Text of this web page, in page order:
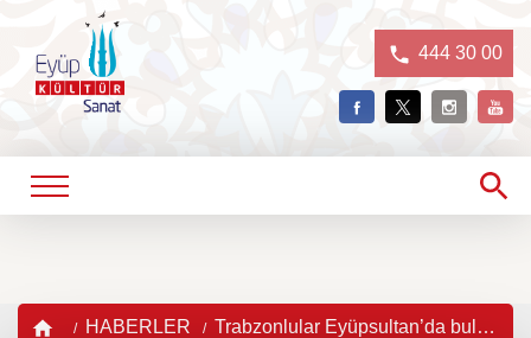
444 30 00
HABERLER Trabzonlular Eyüpsultan’da buluşuyor